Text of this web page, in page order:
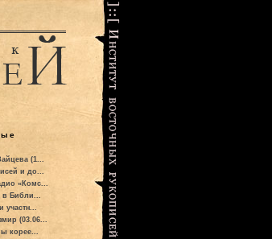
(1...
и до...
«Комс...
в Библи...
участн...
(03.06...
корее...